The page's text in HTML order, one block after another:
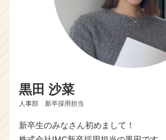
黒田 沙菜
人事部 新卒採用担当
新卒生のみなさん初めまして！